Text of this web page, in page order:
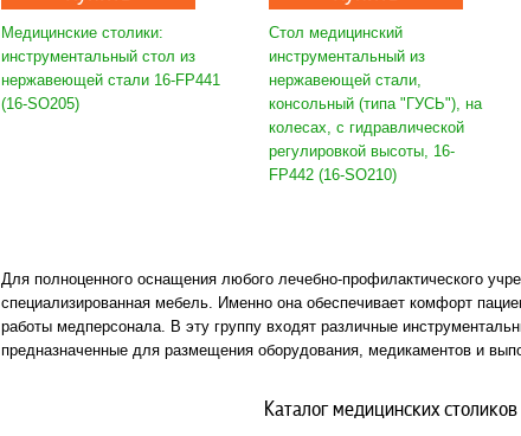
Медицинские столики:
инструментальный стол из
нержавеющей стали 16-FP441
(16-SO205)
Стол медицинский
инструментальный из
нержавеющей стали,
консольный (типа "ГУСЬ"), на
колесах, с гидравлической
регулировкой высоты, 16-
FP442 (16-SO210)
Для полноценного оснащения любого лечебно-профилактического
специализированная мебель. Именно она обеспечивает комфорт
работы медперсонала. В эту группу входят различные
предназначенные для размещения оборудования, медикаментов и
Каталог медицинских столиков